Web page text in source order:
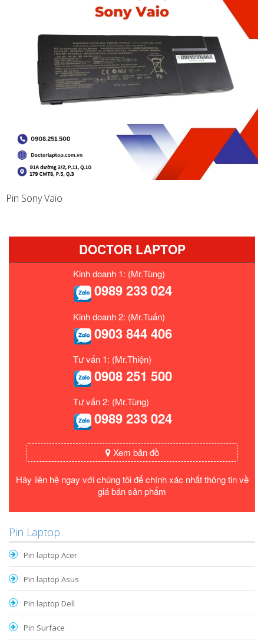
Pin Sony Vaio
DOCTOR LAPTOP
Kinh doanh 1: (Mr.Tùng)
0989 233 024
Kinh doanh 2: (Mr.Tuấn)
0903 844 406
Tư vấn 1: (Mr.Thiện)
0908 251 500
Tư vấn 2: (Mr.Tùng)
0989 233 024
Xem bản đồ
Hãy liên hệ ngay với chúng tôi để chính xác nhất thông tin về
giá bán sản phẩm
Pin Laptop
Pin laptop Acer
Pin laptop Asus
Pin laptop Dell
Pin Surface